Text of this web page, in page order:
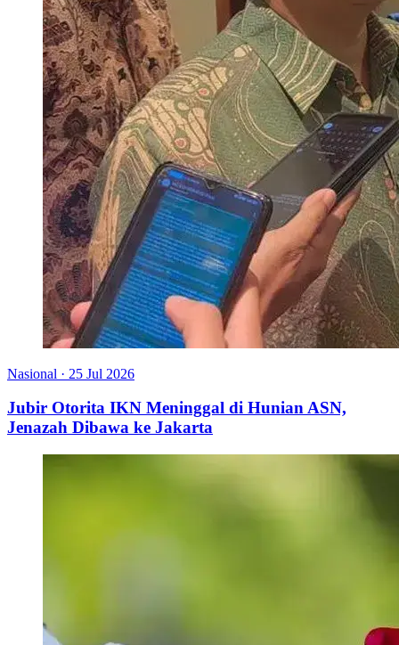
Nasional · 25 Jul 2026
Jubir Otorita IKN Meninggal di Hunian ASN,
Jenazah Dibawa ke Jakarta